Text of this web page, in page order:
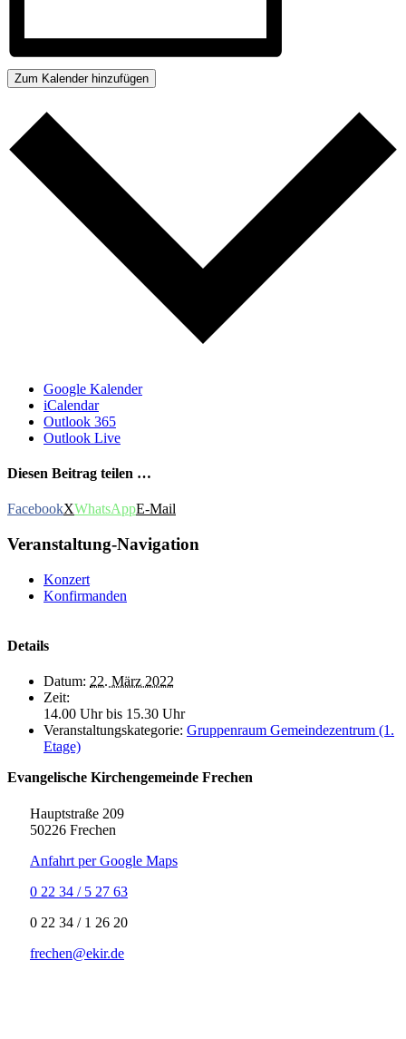
Zum Kalender hinzufügen
Google Kalender
iCalendar
Outlook 365
Outlook Live
Diesen Beitrag teilen …
FacebookXWhatsAppE-Mail
Veranstaltung-Navigation
Konzert
Konfirmanden
Details
Datum: 22. März 2022
Zeit:
14.00 Uhr bis 15.30 Uhr
Veranstaltungskategorie: Gruppenraum Gemeindezentrum (1.
Etage)
Evangelische Kirchengemeinde Frechen
Hauptstraße 209
50226 Frechen
Anfahrt per Google Maps
0 22 34 / 5 27 63
‍0 22 34 / ‍1 26 20
frechen@ekir.de